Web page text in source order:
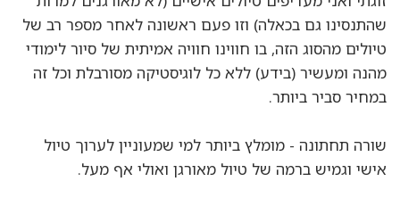
שהתנסינו גם בכאלה) וזו פעם ראשונה לאחר מספר רב של
טיולים מהסוג הזה, בו חווינו חוויה אמיתית של סיור לימודי
מהנה ומעשיר (בידע) ללא כל לוגיסטיקה מסורבלת וכל זה
במחיר סביר ביותר.
שורה תחתונה - מומלץ ביותר למי שמעוניין לערוך טיול
אישי וגמיש ברמה של טיול מאורגן ואולי אף מעל.